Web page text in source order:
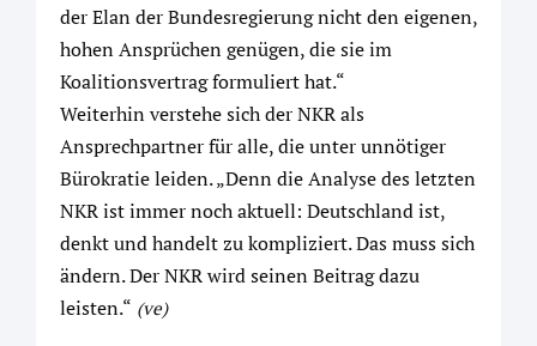
der Elan der Bundesregierung nicht den eigenen,
hohen Ansprüchen genügen, die sie im
Koalitionsvertrag formuliert hat.“
Weiterhin verstehe sich der NKR als
Ansprechpartner für alle, die unter unnötiger
Bürokratie leiden. „Denn die Analyse des letzten
NKR ist immer noch aktuell: Deutschland ist,
denkt und handelt zu kompliziert. Das muss sich
ändern. Der NKR wird seinen Beitrag dazu
leisten.“ (ve)